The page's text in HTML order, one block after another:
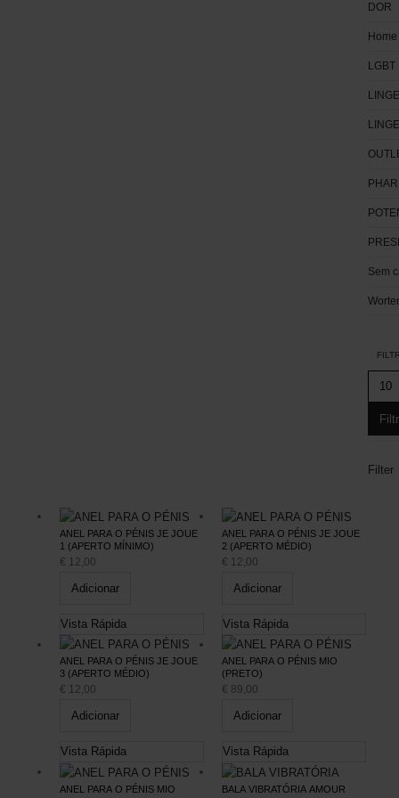
DOR
Home
LGBT
Sem
Filter
ANEL PARA O PÉNIS JE JOUE
1 (APERTO MÍNIMO)
€ 12,00
Adicionar
Vista Rápida
ANEL PARA O PÉNIS JE JOUE
2 (APERTO MÉDIO)
€ 12,00
Adicionar
Vista Rápida
ANEL PARA O PÉNIS JE JOUE
3 (APERTO MÉDIO)
€ 12,00
Adicionar
Vista Rápida
ANEL PARA O PÉNIS MIO
(PRETO)
€ 89,00
Adicionar
Vista Rápida
ANEL PARA O PÉNIS MIO
BALA VIBRATÓRIA AMOUR